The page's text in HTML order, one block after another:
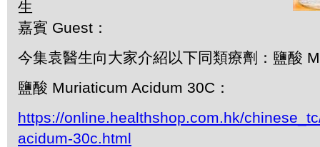
生
嘉賓 Guest：
今集袁醫生向大家介紹以下同類療劑：鹽酸
鹽酸 Muriaticum Acidum 30C：
https://online.healthshop.com.hk/
acidum-30c.html